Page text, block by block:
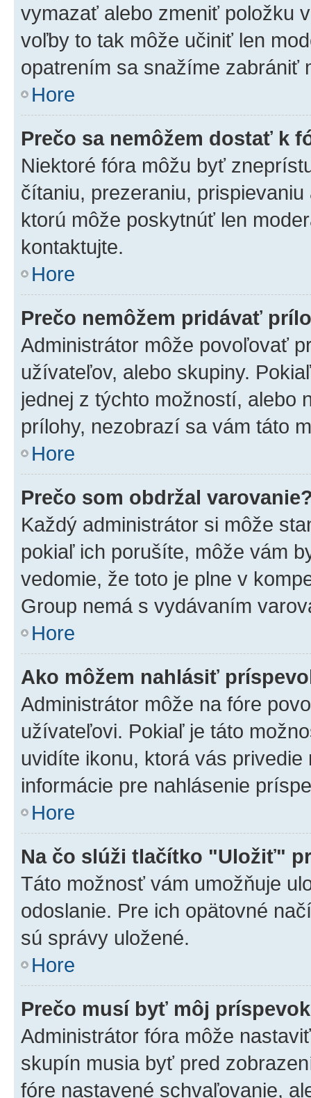
vymazať alebo zmeniť položku
voľby to tak môže učiniť len
opatrením sa snažíme zabrániť
Hore
Prečo sa nemôžem dostať k
Niektoré fóra môžu byť
čítaniu, prezeraniu,
ktorú môže poskytnúť len
kontaktujte.
Hore
Prečo nemôžem pridávať
Administrátor môže povoľovať
užívateľov, alebo skupiny.
jednej z týchto možností, alebo
prílohy, nezobrazí sa vám táto
Hore
Prečo som obdržal
Každý administrátor si môže
pokiaľ ich porušíte, môže vám
vedomie, že toto je plne v
Group nemá s vydávaním
Hore
Ako môžem nahlásiť
Administrátor môže na fóre
užívateľovi. Pokiaľ je táto
uvidíte ikonu, ktorá vás
informácie pre nahlásenie
Hore
Na čo slúži tlačítko "Uložiť"
Táto možnosť vám umožňuje
odoslanie. Pre ich opätovné
sú správy uložené.
Hore
Prečo musí byť môj
Administrátor fóra môže
skupín musia byť pred
fóre nastavené schvaľovanie,